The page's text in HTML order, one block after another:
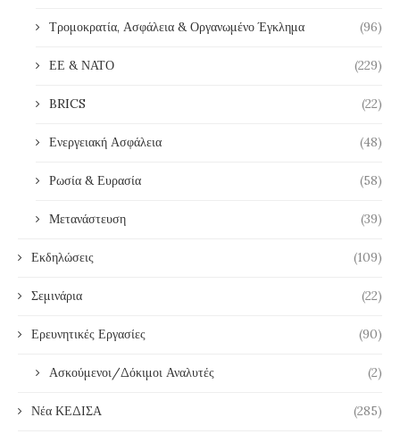
Τρομοκρατία, Ασφάλεια & Οργανωμένο Έγκλημα (96)
ΕΕ & ΝΑΤΟ (229)
BRICS (22)
Ενεργειακή Ασφάλεια (48)
Ρωσία & Ευρασία (58)
Μετανάστευση (39)
Εκδηλώσεις (109)
Σεμινάρια (22)
Ερευνητικές Εργασίες (90)
Ασκούμενοι/Δόκιμοι Αναλυτές (2)
Νέα ΚΕΔΙΣΑ (285)